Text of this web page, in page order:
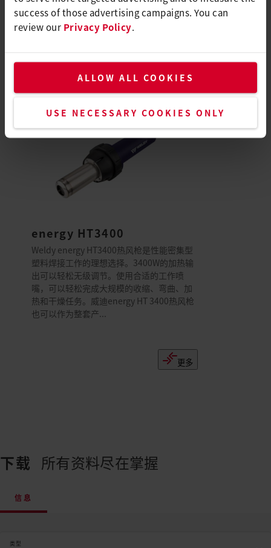
success of those advertising campaigns. You can
review our Privacy Policy.
ALLOW ALL COOKIES
USE NECESSARY COOKIES ONLY
兼容产品 专为这些产品而设
energy HT3400
Weldy energy HT3400热风枪是性能密集型
塑料焊接工作的理想选择。3400W的加热输
出可以轻松无级调节。使用合适的工作喷
嘴，可以轻松完成大规模的收缩、弯曲、加
热和干燥任务。威迪energy HT 3400热风枪
也可以作为整套产...
更多
下载 所有资料尽在掌握
信息
类型